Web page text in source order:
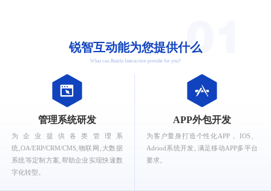
锐智互动能为您提供什么
What can Ruizhi Interactive provide for you?
管理系统研发
为企业提供各类管理系
统,OA/ERP/CRM/CMS,物联网,大数据
系统等定制方案,帮助企业实现快速数
字化转型。
APP外包开发
为客户量身打造个性化APP， IOS、
Adriod系统开发, 满足移动APP多平台
要求。